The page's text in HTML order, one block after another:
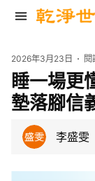
2026年3月23日 閱
睡一場
墊落腳信
李盛雯